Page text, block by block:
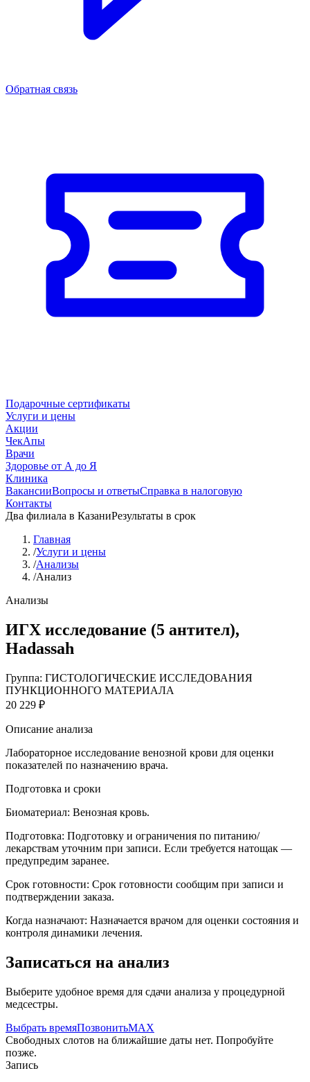
Обратная связь
Подарочные сертификаты
Услуги и цены
Акции
ЧекАпы
Врачи
Здоровье от А до Я
Клиника
ВакансииВопросы и ответыСправка в налоговую
Контакты
Два филиала в КазаниРезультаты в срок
Главная
/Услуги и цены
/Анализы
/Анализ
Анализы
ИГХ исследование (5 антител),
Hadassah
Группа: ГИСТОЛОГИЧЕСКИЕ ИССЛЕДОВАНИЯ
ПУНКЦИОННОГО МАТЕРИАЛА
20 229 ₽
Описание анализа
Лабораторное исследование венозной крови для оценки
показателей по назначению врача.
Подготовка и сроки
Биоматериал: Венозная кровь.
Подготовка: Подготовку и ограничения по питанию/
лекарствам уточним при записи. Если требуется натощак —
предупредим заранее.
Срок готовности: Срок готовности сообщим при записи и
подтверждении заказа.
Когда назначают: Назначается врачом для оценки состояния и
контроля динамики лечения.
Записаться на анализ
Выберите удобное время для сдачи анализа у процедурной
медсестры.
Выбрать времяПозвонитьMAX
Свободных слотов на ближайшие даты нет. Попробуйте
позже.
Запись